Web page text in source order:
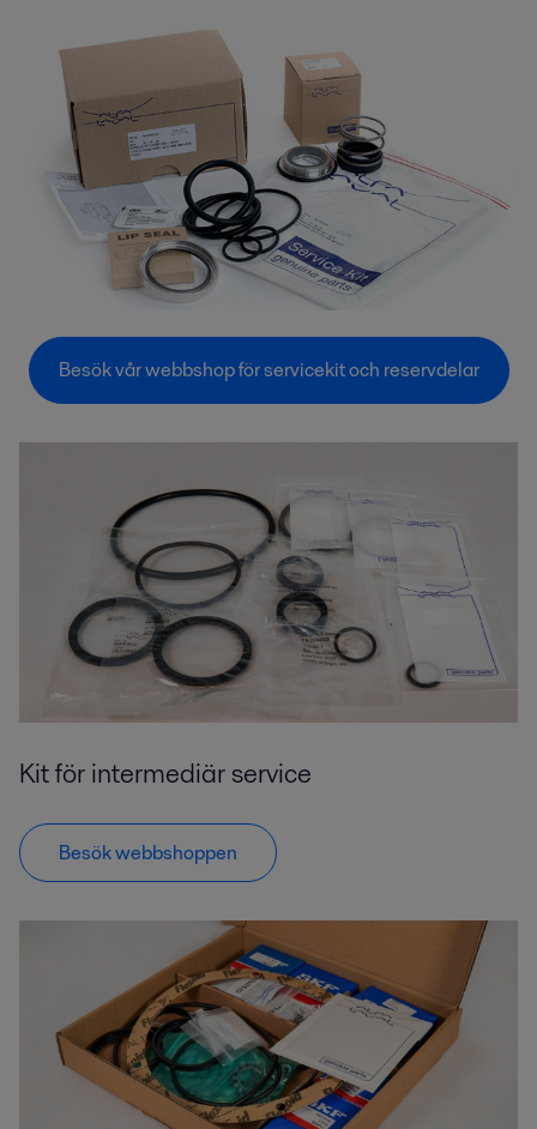
Besök vår webbshop för servicekit och reservdelar
Kit för intermediär service
Besök webbshoppen